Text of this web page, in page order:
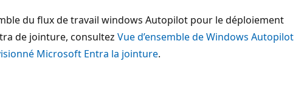
du flux de travail windows Autopilot pour le déploiement
de jointure, consultez Vue d’ensemble de Windows Autopilot
Microsoft Entra la jointure.